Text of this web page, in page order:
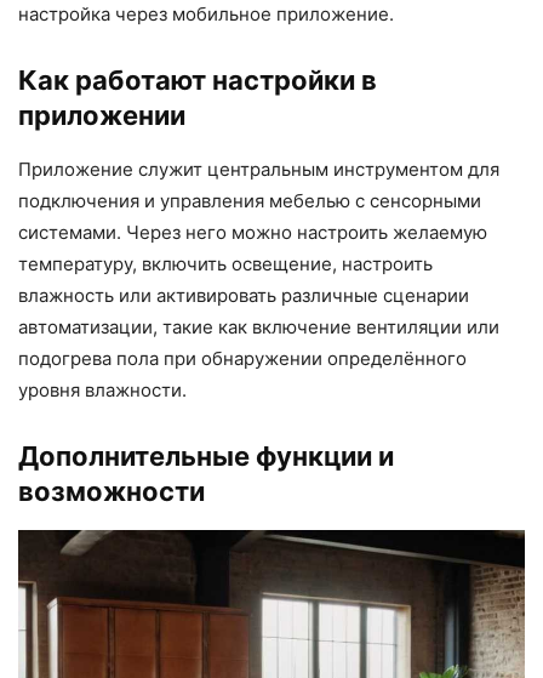
настройка через мобильное приложение.
Как работают настройки в
приложении
Приложение служит центральным инструментом для
подключения и управления мебелью с сенсорными
системами. Через него можно настроить желаемую
температуру, включить освещение, настроить
влажность или активировать различные сценарии
автоматизации, такие как включение вентиляции или
подогрева пола при обнаружении определённого
уровня влажности.
Дополнительные функции и
возможности